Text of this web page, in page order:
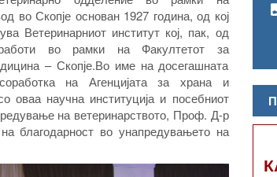
во Скопје основан 1927 година, од кој
Ветеринарниот институт кој, пак, од
во рамки на Факултетот за
– Скопје.Во име на досегашната
на Агенцијата за храна и
оваа научна институција и посебниот
на ветеринарството, Проф. Д-р
благодарност во унапредувањето на